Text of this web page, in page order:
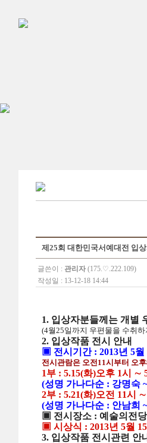
제25회 대한민국서예대전 입
글쓴이 : 관리자 (175.♡.222.109)
작성일 : 13-12-18 14:44
1. 입상자분들께는 개별
(4월25일까지 우편물을 수취
2. 입상작품 전시 안내
▣ 전시기간 : 2013년 5
전시관람은 오전11시부터 오
1부 : 5.15(화)오후 1시 ∼
(성명 가나다순 : 강명숙
2부 : 5.21(화)오전 11시 ∼
(성명 가나다순 : 안남희
▣ 전시장소 : 예술의전
▣ 시상식 : 2013년 5월
3. 입상작품 전시관련 안